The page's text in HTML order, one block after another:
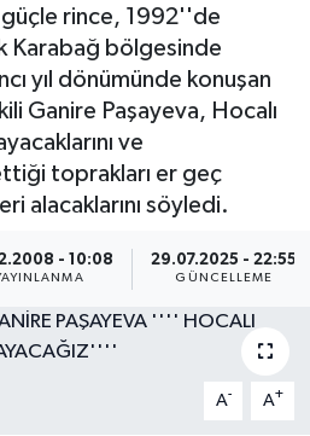
güçle rince, 1992''de
Karabağ bölgesinde
yıl dönümünde konuşan
Ganire Paşayeva, Hocalı
ve
toprakları er geç
alacaklarını söyledi.
- 10:08 29.07.2025 - 22:55
GÜNCELLEME
A- A+